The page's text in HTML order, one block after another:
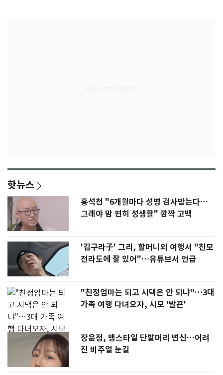
핫뉴스
홍석천 "6개월마다 성병 검사받는다…
그래야 맘 편히 성생활" 깜짝 고백
'김구라子' 그리, 할머니외 여행서 "친모
전라도에 잘 있어"…유튜브서 언급
"친정엄마는 되고 시댁은 안 되냐"…3대
가족 여행 다녀오자, 시모 '발끈'
장윤정, 뱅스타일 단발머리 변신…어려
진 비주얼 눈길